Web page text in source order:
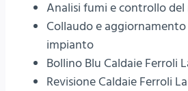
Analisi fumi e controllo
Collaudo e
impianto
Bollino Blu Caldaie Ferroli
Revisione Caldaie Ferroli